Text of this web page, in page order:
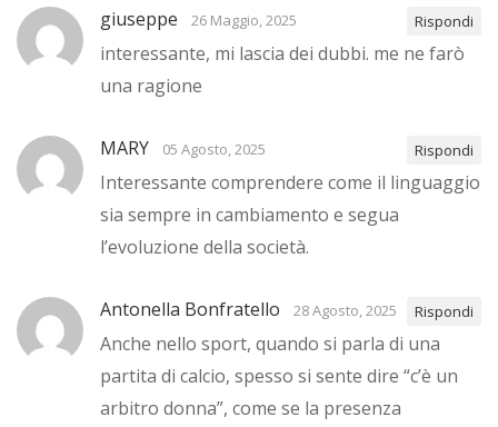
giuseppe 26 Maggio, 2025 Rispondi
interessante, mi lascia dei dubbi. me ne farò
una ragione
MARY 05 Agosto, 2025 Rispondi
Interessante comprendere come il linguaggio
sia sempre in cambiamento e segua
l’evoluzione della società.
Antonella Bonfratello 28 Agosto, 2025 Rispondi
Anche nello sport, quando si parla di una
partita di calcio, spesso si sente dire “c’è un
arbitro donna”, come se la presenza